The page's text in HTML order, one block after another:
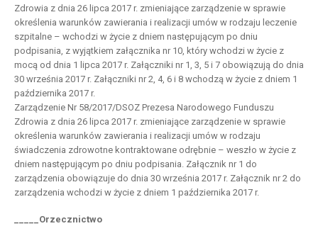
Zdrowia z dnia 26 lipca 2017 r. zmieniające zarządzenie w sprawie
określenia warunków zawierania i realizacji umów w rodzaju leczenie
szpitalne – wchodzi w życie z dniem następującym po dniu
podpisania, z wyjątkiem załącznika nr 10, który wchodzi w życie z
mocą od dnia 1 lipca 2017 r. Załączniki nr 1, 3, 5 i 7 obowiązują do dnia
30 września 2017 r. Załączniki nr 2, 4, 6 i 8 wchodzą w życie z dniem 1
października 2017 r.
Zarządzenie Nr 58/2017/DSOZ Prezesa Narodowego Funduszu
Zdrowia z dnia 26 lipca 2017 r. zmieniające zarządzenie w sprawie
określenia warunków zawierania i realizacji umów w rodzaju
świadczenia zdrowotne kontraktowane odrębnie – weszło w życie z
dniem następującym po dniu podpisania. Załącznik nr 1 do
zarządzenia obowiązuje do dnia 30 września 2017 r. Załącznik nr 2 do
zarządzenia wchodzi w życie z dniem 1 października 2017 r.
_____Orzecznictwo